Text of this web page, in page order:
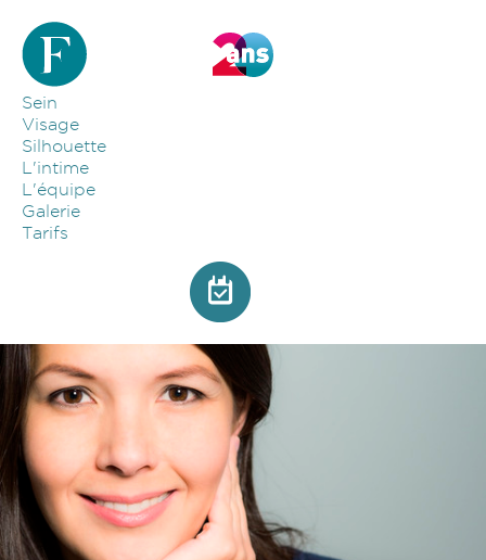
Sein
Visage
Silhouette
L'intime
L'équipe
Galerie
Tarifs
Image par défaut